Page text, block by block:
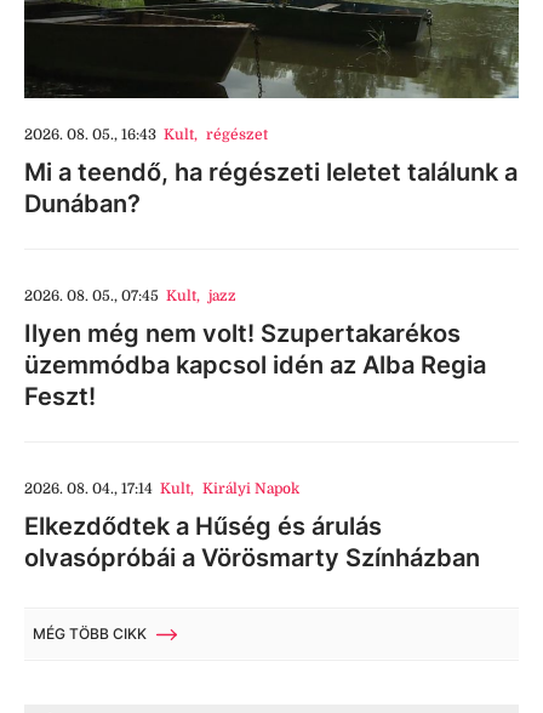
2026. 08. 05., 16:43 Kult, régészet
Mi a teendő, ha régészeti leletet találunk a
Dunában?
2026. 08. 05., 07:45 Kult, jazz
Ilyen még nem volt! Szupertakarékos
üzemmódba kapcsol idén az Alba Regia
Feszt!
2026. 08. 04., 17:14 Kult, Királyi Napok
Elkezdődtek a Hűség és árulás
olvasópróbái a Vörösmarty Színházban
MÉG TÖBB CIKK